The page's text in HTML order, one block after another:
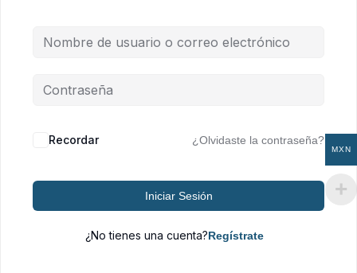
Recordar ¿Olvidaste la contraseña?
Iniciar Sesión
¿No tienes una cuenta?
MXN